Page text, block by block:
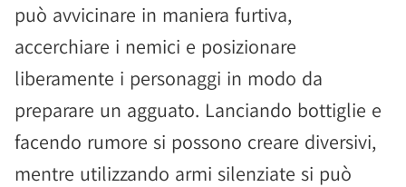
può avvicinare in maniera furtiva,
accerchiare i nemici e posizionare
liberamente i personaggi in modo da
preparare un agguato. Lanciando bottiglie e
facendo rumore si possono creare diversivi,
mentre utilizzando armi silenziate si può